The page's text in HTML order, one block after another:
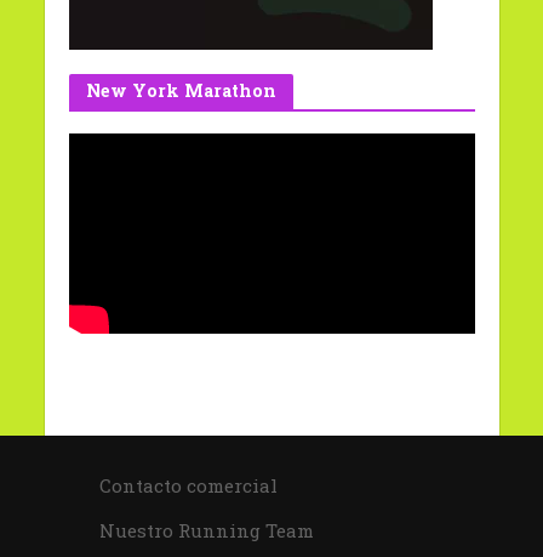
New York Marathon
Contacto comercial
Nuestro Running Team